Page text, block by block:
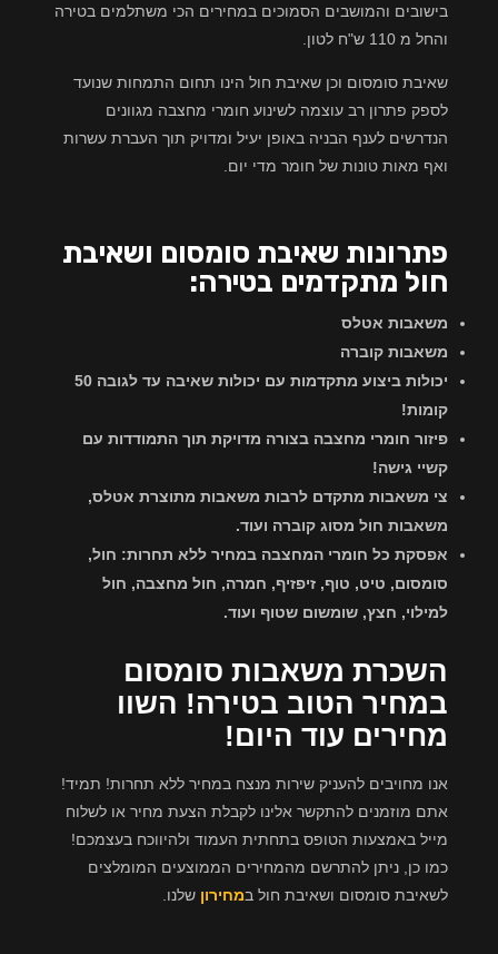
בישובים והמושבים הסמוכים במחירים הכי משתלמים בטירה
והחל מ 110 ש"ח לטון.
שאיבת סומסום וכן שאיבת חול הינו תחום התמחות שנועד
לספק פתרון רב עוצמה לשינוע חומרי מחצבה מגוונים
הנדרשים לענף הבניה באופן יעיל ומדויק תוך העברת עשרות
ואף מאות טונות של חומר מדי יום.
פתרונות שאיבת סומסום ושאיבת
חול מתקדמים בטירה:
משאבות אטלס
משאבות קוברה
יכולות ביצוע מתקדמות עם יכולות שאיבה עד לגובה 50
קומות!
פיזור חומרי מחצבה בצורה מדויקת תוך התמודדות עם
קשיי גישה!
צי משאבות מתקדם לרבות משאבות מתוצרת אטלס,
משאבות חול מסוג קוברה ועוד.
אפסקת כל חומרי המחצבה במחיר ללא תחרות: חול,
סומסום, טיט, טוף, זיפזיף, חמרה, חול מחצבה, חול
למילוי, חצץ, שומשום שטוף ועוד.
השכרת משאבות סומסום
במחיר הטוב בטירה! השוו
מחירים עוד היום!
אנו מחויבים להעניק שירות מנצח במחיר ללא תחרות! תמיד!
אתם מוזמנים להתקשר אלינו לקבלת הצעת מחיר או לשלוח
מייל באמצעות הטופס בתחתית העמוד ולהיווכח בעצמכם!
כמו כן, ניתן להתרשם מהמחירים הממוצעים המומלצים
לשאיבת סומסום ושאיבת חול במחירון שלנו.